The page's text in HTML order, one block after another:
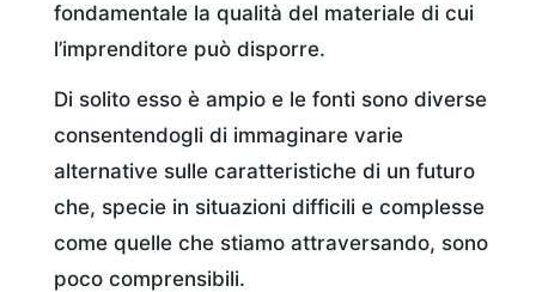
fondamentale la qualità del materiale di cui
l’imprenditore può disporre.
Di solito esso è ampio e le fonti sono diverse
consentendogli di immaginare varie
alternative sulle caratteristiche di un futuro
che, specie in situazioni difficili e complesse
come quelle che stiamo attraversando, sono
poco comprensibili.